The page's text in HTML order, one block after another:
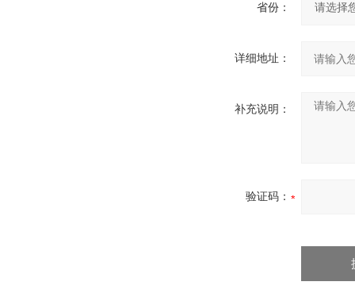
省份：
详细地址：
补充说明：
验证码：